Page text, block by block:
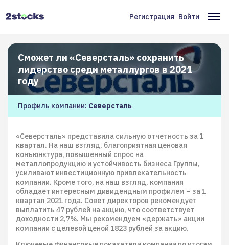
Меню
учётной
записи
пользователя
Регистрация Войти
Сможет ли «Северсталь» сохранить
лидерство среди металлургов в 2021
году
Профиль компании: Северсталь
«Северсталь» представила сильную отчетность за 1
квартал. На наш взгляд, благоприятная ценовая
конъюнктура, повышенный спрос на
металлопродукцию и устойчивость бизнеса Группы,
усиливают инвестиционную привлекательность
компании. Кроме того, на наш взгляд, компания
обладает интересным дивидендным профилем – за 1
квартал 2021 года. Совет директоров рекомендует
выплатить 47 рублей на акцию, что соответствует
доходности 2,7%. Мы рекомендуем «держать» акции
компании с целевой ценой 1823 рублей за акцию.